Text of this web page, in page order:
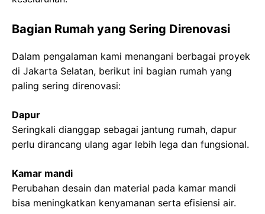
Bagian Rumah yang Sering Direnovasi
Dalam pengalaman kami menangani berbagai proyek
di Jakarta Selatan, berikut ini bagian rumah yang
paling sering direnovasi:
Dapur
Seringkali dianggap sebagai jantung rumah, dapur
perlu dirancang ulang agar lebih lega dan fungsional.
Kamar mandi
Perubahan desain dan material pada kamar mandi
bisa meningkatkan kenyamanan serta efisiensi air.